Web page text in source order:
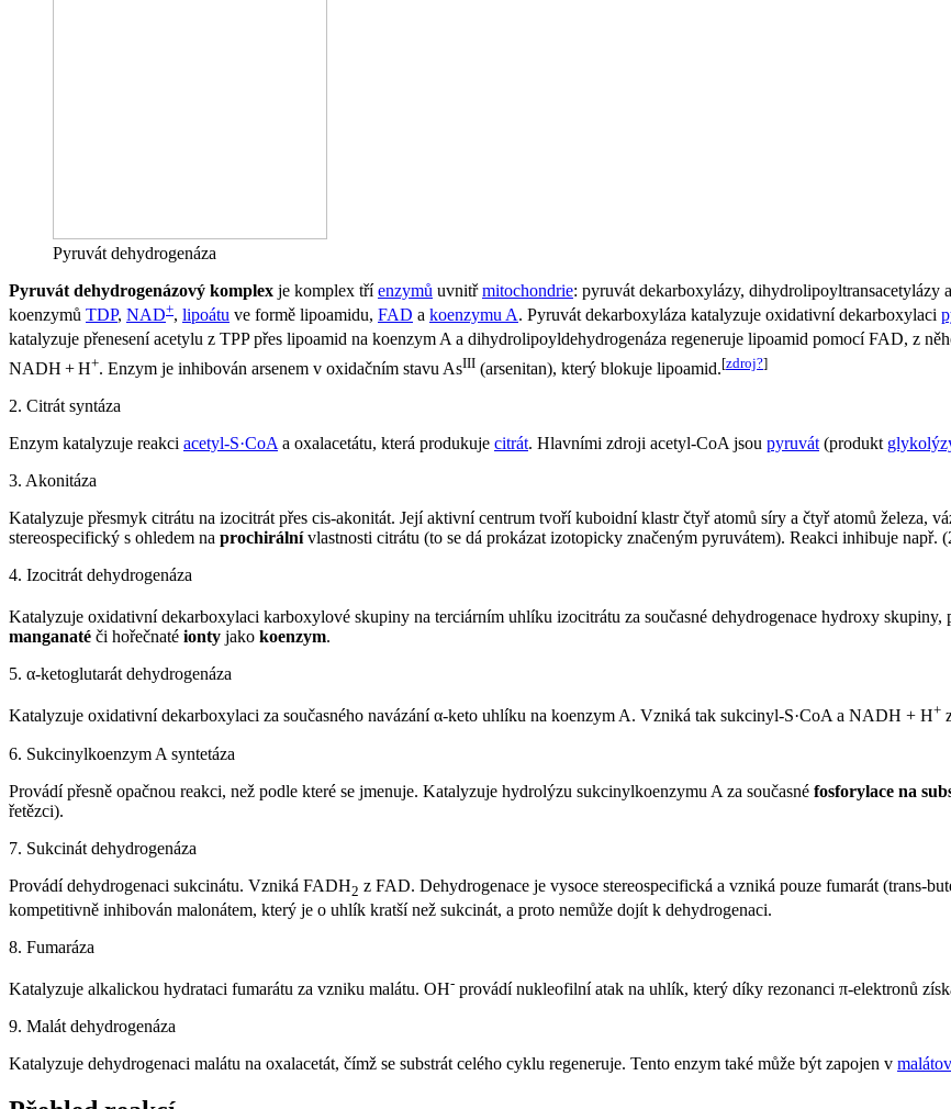
Pyruvát dehydrogenáza
Pyruvát dehydrogenázový komplex je komplex tříenzymů uvnitřmitochondrie: pyruvát dekarboxylázy,
koenzymů TDP, NAD+, lipoátu ve formě lipoamidu, FAD a koenzymu A. Pyruvát dekarboxyláza katalyzuje oxidativní dekarboxylaci
katalyzuje přenesení acetylu z TPP přes lipoamid na koenzym A a dihydrolipoyldehydrogenáza regeneruje lipoamid pomocí FAD, z
NADH + H+. Enzym je inhibován arsenem v oxidačním stavu AsIII (arsenitan), který blokuje lipoamid.[zdroj?]
2. Citrát syntáza
Enzym katalyzuje reakci acetyl-S·CoA a oxalacetátu, která produkuje citrát. Hlavními zdroji acetyl-CoA jsou pyruvát (produkt
3. Akonitáza
Katalyzuje přesmyk citrátu na izocitrát přes cis-akonitát. Její aktivní centrum tvoří kuboidní klastr čtyř atomů síry a čtyř atomů železa,
stereospecifický s ohledem na prochirálnívlastnosti citrátu (to se dá prokázat izotopicky značeným pyruvátem). Reakci inhibuje např.
4. Izocitrát dehydrogenáza
Katalyzuje oxidativní dekarboxylaci karboxylové skupiny na terciárním uhlíku izocitrátu za současné dehydrogenace hydroxy skupiny,
manganaté či hořečnaté ionty jako koenzym.
5. α-ketoglutarát dehydrogenáza
Katalyzuje oxidativní dekarboxylaci za současného navázání α-keto uhlíku na koenzym A. Vzniká tak sukcinyl-S·CoA a NADH + H+
6. Sukcinylkoenzym A syntetáza
Provádí přesně opačnou reakci, než podle které se jmenuje. Katalyzuje hydrolýzu sukcinylkoenzymu A za současné fosforylace na
řetězci).
7. Sukcinát dehydrogenáza
Provádí dehydrogenaci sukcinátu. Vzniká FADH2 z FAD. Dehydrogenace je vysoce stereospecifická a vzniká pouze fumarát (trans-
kompetitivně inhibován malonátem, který je o uhlík kratší než sukcinát, a proto nemůže dojít k dehydrogenaci.
8. Fumaráza
Katalyzuje alkalickou hydrataci fumarátu za vzniku malátu. OH- provádí nukleofilní atak na uhlík, který díky rezonanci π-elektronů
9. Malát dehydrogenáza
Katalyzuje dehydrogenaci malátu na oxalacetát, čímž se substrát celého cyklu regeneruje. Tento enzym také může být zapojen v